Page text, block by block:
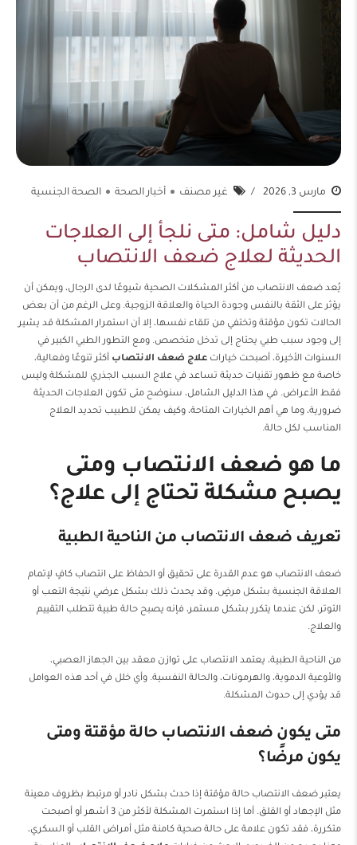
مارس 3, 2026 غير مصنف أخبار الصحة الصحة الجنسية
دليل شامل: متى نلجأ إلى العلاجات
الحديثة لعلاج ضعف الانتصاب
يُعد ضعف الانتصاب من أكثر المشكلات الصحية شيوعًا لدى الرجال، ويمكن أن
يؤثر على الثقة بالنفس وجودة الحياة والعلاقة الزوجية. وعلى الرغم من أن بعض
الحالات تكون مؤقتة وتختفي من تلقاء نفسها، إلا أن استمرار المشكلة قد يشير
إلى وجود سبب طبي يحتاج إلى تدخل متخصص. ومع التطور الطبي الكبير في
السنوات الأخيرة، أصبحت خيارات علاج ضعف الانتصاب أكثر تنوعًا وفعالية،
خاصة مع ظهور تقنيات حديثة تساعد في علاج السبب الجذري للمشكلة وليس
فقط الأعراض. في هذا الدليل الشامل، سنوضح متى تكون العلاجات الحديثة
ضرورية، وما هي أهم الخيارات المتاحة، وكيف يمكن للطبيب تحديد العلاج
المناسب لكل حالة.
ما هو ضعف الانتصاب ومتى
يصبح مشكلة تحتاج إلى علاج؟
تعريف ضعف الانتصاب من الناحية الطبية
ضعف الانتصاب هو عدم القدرة على تحقيق أو الحفاظ على انتصاب كافٍ لإتمام
العلاقة الجنسية بشكل مرضٍ. وقد يحدث ذلك بشكل عرضي نتيجة التعب أو
التوتر، لكن عندما يتكرر بشكل مستمر، فإنه يصبح حالة طبية تتطلب التقييم
والعلاج.
من الناحية الطبية، يعتمد الانتصاب على توازن معقد بين الجهاز العصبي،
والأوعية الدموية، والهرمونات، والحالة النفسية. وأي خلل في أحد هذه العوامل
قد يؤدي إلى حدوث المشكلة.
متى يكون ضعف الانتصاب حالة مؤقتة ومتى
يكون مرضًا؟
يعتبر ضعف الانتصاب حالة مؤقتة إذا حدث بشكل نادر أو مرتبط بظروف معينة
مثل الإجهاد أو القلق. أما إذا استمرت المشكلة لأكثر من 3 أشهر أو أصبحت
متكررة، فقد تكون علامة على حالة صحية كامنة مثل أمراض القلب أو السكري،